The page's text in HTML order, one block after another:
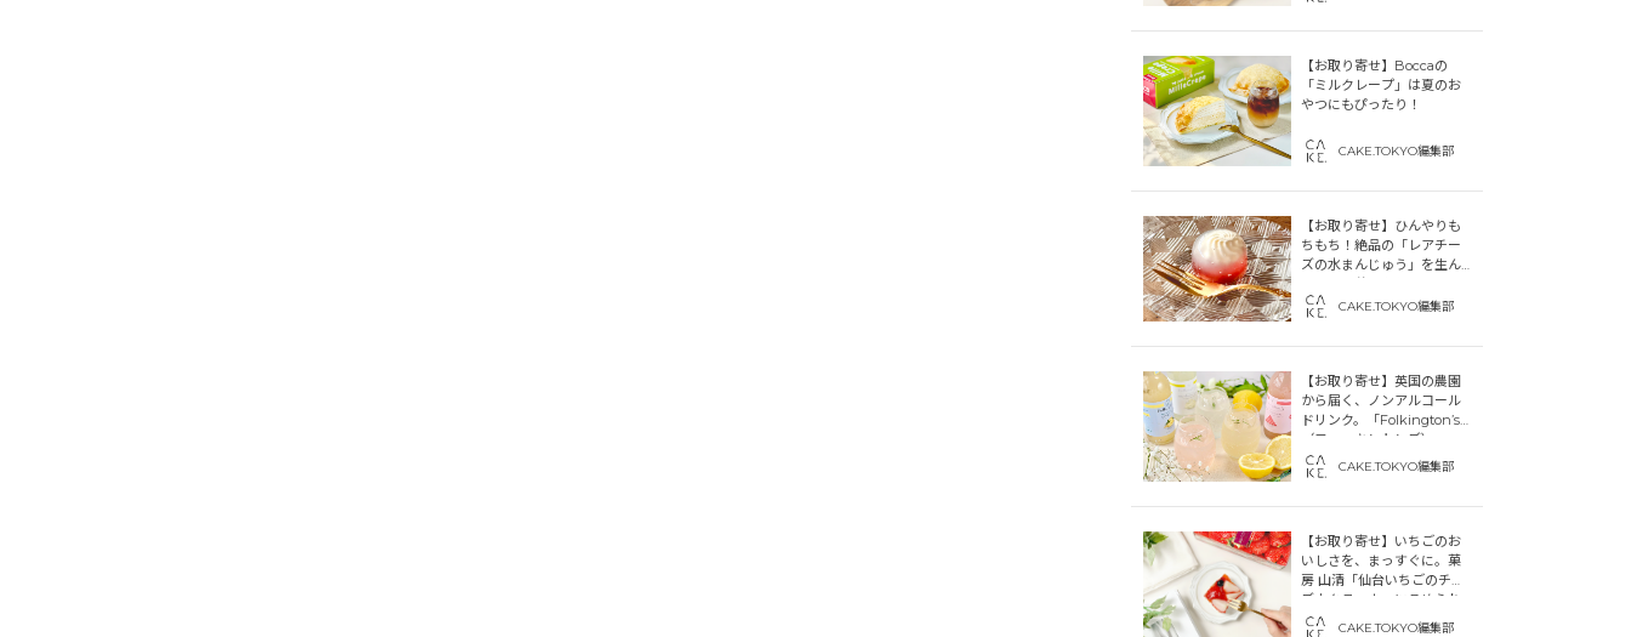
【お取り寄せ】Boccaの
「ミルクレープ」は夏のお
やつにもぴったり！
CAKE.TOKYO編集部
【お取り寄せ】ひんやりも
ちもち！絶品の「レアチー
ズの水まんじゅう」を生ん
だ「中津菓子かねい」のス
トーリーCAKE.TOKYO編集部
【お取り寄せ】英国の農園
から届く、ノンアルコール
ドリンク。「Folkington’s
（フォーキントンズ）」
CAKE.TOKYO編集部
【お取り寄せ】いちごのお
いしさを、まっすぐに。菓
房 山清「仙台いちごのチー
ズカタラーナ」にこめられ
た宮城への想い
CAKE.TOKYO編集部